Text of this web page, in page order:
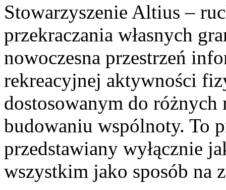
Stowarzyszenie Altius –
przekraczania własnych
nowoczesna przestrzeń
rekreacyjnej aktywności
dostosowanym do
budowaniu wspólnoty. To
przedstawiany wyłącznie
wszystkim jako sposób na